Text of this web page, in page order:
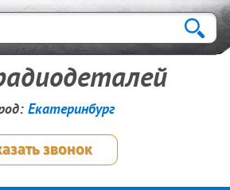
Екатеринбург
звонок